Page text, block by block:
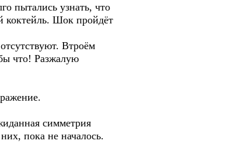
пытались узнать, что
коктейль. Шок пройдёт
Втроём
что! Разжалую
симметрия
пока не началось.